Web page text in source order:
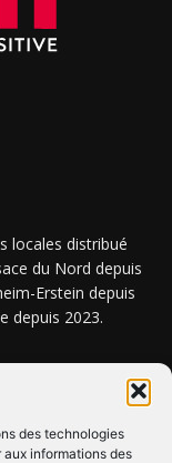
des technologies
informations des
locales distribué
du Nord depuis
Erstein depuis
depuis 2023.